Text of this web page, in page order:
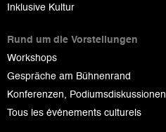
Inklusive Kultur
Rund um die Vorstellungen
Workshops
Gespräche am Bühnenrand
Konferenzen, Podiumsdiskussionen
Tous les événements culturels